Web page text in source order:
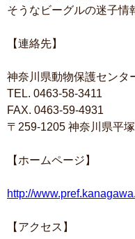
そうなビーグルの迷子情
【連絡先】
神奈川県動物保護センタ
TEL. 0463-58-3411
FAX. 0463-59-4931
〒259-1205 神奈川県平
【ホームページ】
http://
【アクセス】